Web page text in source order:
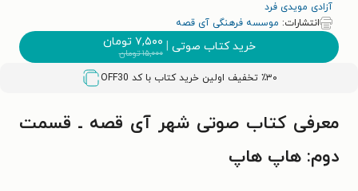
آزادی مویدی فرد
انتشارات: موسسه فرهنگی آی قصه
خرید کتاب صوتی | ۷,۵۰۰ تومان
۱۵,۰۰۰تومان
٪۳۰ تخفیف اولین خرید کتاب با کد OFF30
معرفی کتاب صوتی شهر آی قصه ـ قسمت
دوم: هاپ هاپ